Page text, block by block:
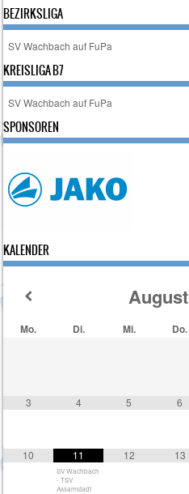
BEZIRKSLIGA
SV Wachbach auf FuPa
KREISLIGA B7
SV Wachbach auf FuPa
SPONSOREN
KALENDER
August
Mo. Di. Mi. Do.
3 4 5 6
10 11
SV Wachbach
- TSV
Assamstadt
12 13